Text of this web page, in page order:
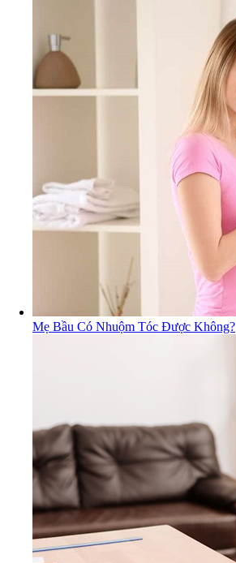
Mẹ Bầu Có Nhuộm Tóc Được Không?